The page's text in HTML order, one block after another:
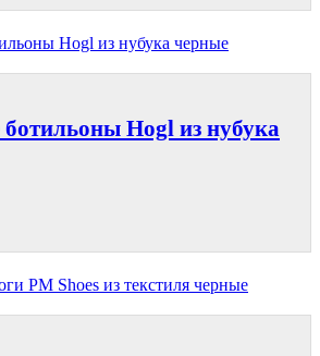
ботильоны Hogl из нубука